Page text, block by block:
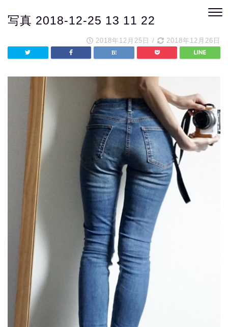
写真 2018-12-25 13 11 22
2018年12月25日 / 2018年12月26日